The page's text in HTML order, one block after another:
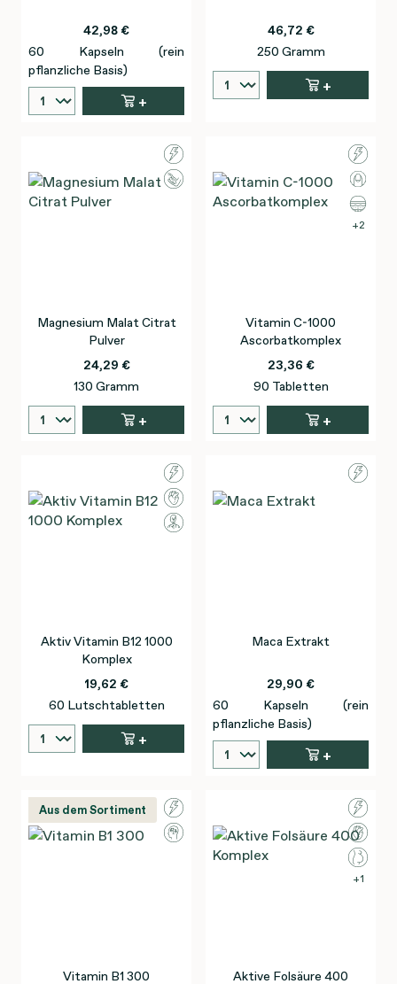
42,98 €
60 Kapseln (rein
pflanzliche Basis)
+
46,72 €
250 Gramm
+
Magnesium Malat Citrat
Pulver
24,29 €
130 Gramm
+
2
Vitamin C-1000
Ascorbatkomplex
23,36 €
90 Tabletten
+
Aktiv Vitamin B12 1000
Komplex
19,62 €
60 Lutschtabletten
+
Maca Extrakt
29,90 €
60 Kapseln (rein
pflanzliche Basis)
+
Aus dem Sortiment
Vitamin B1 300
1
Aktive Folsäure 400